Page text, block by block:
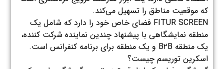
که موقعیت مناطق را تسهیل می‌کند.
FITUR SCREEN فضای خاص خود را دارد که شامل یک
منطقه نمایشگاهی با پیشنهاد چندین نماینده شرکت کننده،
یک منطقه B۲B و یک منطقه برای برنامه کنفرانس است.
اسکرین توریسم چیست؟